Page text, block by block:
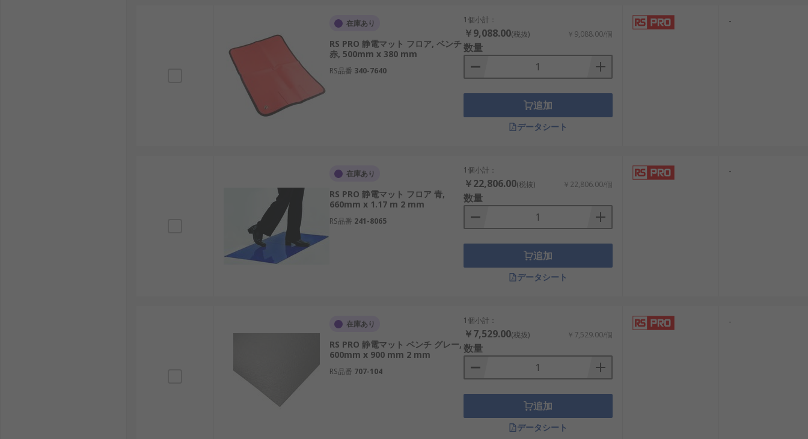
在庫あり
RS PRO 静電マット フロア, ベンチ
赤, 500mm x 380 mm
RS品番 340-7640
1個小計：
￥9,088.00(税抜) ￥9,088.00/個
数量
追加
データシート
-
在庫あり
RS PRO 静電マット フロア 青,
660mm x 1.17 m 2 mm
RS品番 241-8065
1個小計：
￥22,806.00(税抜) ￥22,806.00/個
数量
追加
データシート
-
在庫あり
RS PRO 静電マット ベンチ グレー,
600mm x 900 mm 2 mm
RS品番 707-104
1個小計：
￥7,529.00(税抜) ￥7,529.00/個
数量
追加
データシート
-